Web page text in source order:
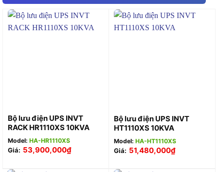
Bộ lưu điện UPS INVT
RACK HR1110XS 10KVA
Model: HA-HR1110XS
Giá: 53,900,000₫
Bộ lưu điện UPS INVT
HT1110XS 10KVA
Model: HA-HT1110XS
Giá: 51,480,000₫